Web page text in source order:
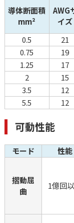
導体断面積
mm²
AWG
イズ
0.5
21
0.75 19
1.25
17
2
15
3.5
12
5.5
12
可動性能
モード 性能
摺動屈
曲
1億回